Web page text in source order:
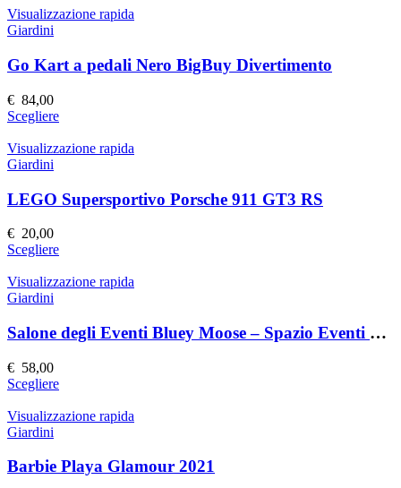
nella
pagina
ha
Le
opzioni
scelte
nella
pagina
prodotto
Visualizzazione rapida
Giardini
Go Kart a pedali Nero BigBuy Divertimento
€ 84,00
ScegliereQuesto
ha
Le
opzioni
scelte
nella
pagina
prodotto
Visualizzazione rapida
Giardini
LEGO Supersportivo Porsche 911 GT3 RS
€ 20,00
ScegliereQuesto
ha
Le
opzioni
scelte
nella
pagina
prodotto
Visualizzazione rapida
Giardini
Salone degli Eventi Bluey Moose – Spazio Eventi Elegante e Versatile
€ 58,00
ScegliereQuesto
ha
Le
opzioni
Visualizzazione rapida
Giardini
Barbie Playa Glamour 2021